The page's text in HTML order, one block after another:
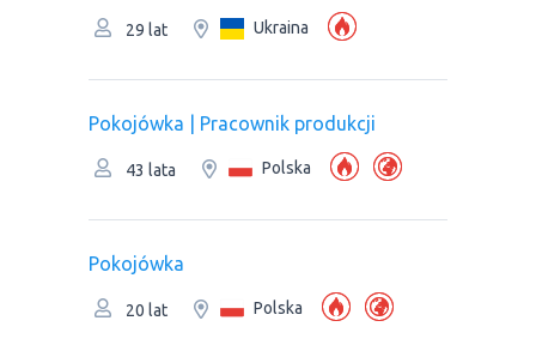
29 lat Ukraina
Pokojówka | Pracownik produkcji
43 lata Polska
Pokojówka
20 lat Polska